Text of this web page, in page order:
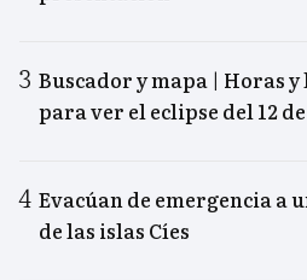
Buscador y mapa | Horas
para ver el eclipse del 12
Evacúan de emergencia a
de las islas Cíes